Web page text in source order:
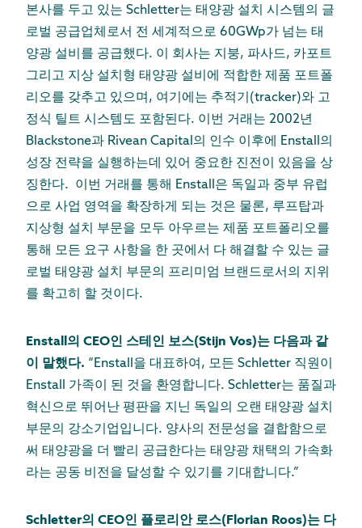
본사를 두고 있는 Schletter는 태양광 설치 시스템의 글
로벌 공급업체로서 전 세계적으로 60GWp가 넘는 태
양광 설비를 공급했다. 이 회사는 지붕, 파사드, 카포트
그리고 지상 설치형 태양광 설비에 적합한 제품 포트폴
리오를 갖추고 있으며, 여기에는 추적기(tracker)와 고
정식 틸트 시스템도 포함된다. 이번 거래는 2002년
Blackstone과 Rivean Capital의 인수 이후에 Enstall의
성장 전략을 실행하는데 있어 중요한 진전이 있음을 상
징한다. 이번 거래를 통해 Enstall은 독일과 중부 유럽
으로 사업 영역을 확장하게 되는 것은 물론, 루프탑과
지상형 설치 부문을 모두 아우르는 제품 포트폴리오를
통해 모든 요구 사항을 한 곳에서 다 해결할 수 있는 글
로벌 태양광 설치 부문의 프리미엄 브랜드로서의 지위
를 확고히 할 것이다.
Enstall의 CEO인 스테인 보스(Stijn Vos)는 다음과 같
이 말했다. “Enstall을 대표하여, 모든 Schletter 직원이
Enstall 가족이 된 것을 환영합니다. Schletter는 품질과
혁신으로 뛰어난 평판을 지닌 독일의 오랜 태양광 설치
부문의 강소기업입니다. 양사의 전문성을 결합함으로
써 태양광을 더 빨리 공급한다는 태양광 채택의 가속화
라는 공동 비전을 달성할 수 있기를 기대합니다.”
Schletter의 CEO인 플로리안 로스(Florian Roos)는 다